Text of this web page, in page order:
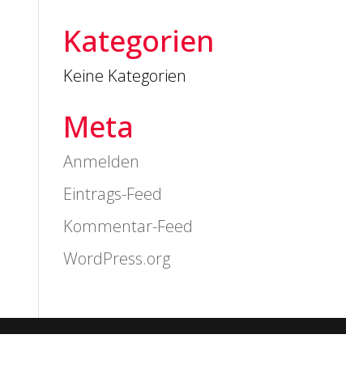
Kategorien
Keine Kategorien
Meta
Anmelden
Eintrags-Feed
Kommentar-Feed
WordPress.org